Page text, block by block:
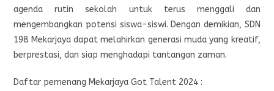
agenda rutin sekolah untuk terus menggali dan
mengembangkan potensi siswa-siswi. Dengan demikian, SDN
198 Mekarjaya dapat melahirkan generasi muda yang kreatif,
berprestasi, dan siap menghadapi tantangan zaman.
Daftar pemenang Mekarjaya Got Talent 2024 :